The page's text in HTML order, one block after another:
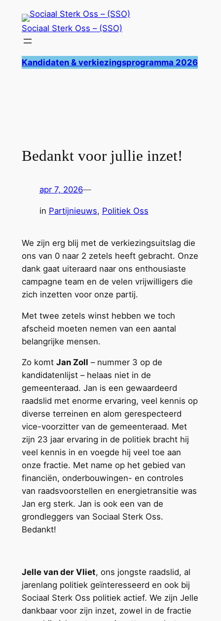
Sociaal Sterk Oss – (SSO)
Kandidaten & verkiezingsprogramma 2026
Bedankt voor jullie inzet!
apr 7, 2026—
in Partijnieuws, Politiek Oss
We zijn erg blij met de verkiezingsuitslag die
ons van 0 naar 2 zetels heeft gebracht. Onze
dank gaat uiteraard naar ons enthousiaste
campagne team en de velen vrijwilligers die
zich inzetten voor onze partij.
Met twee zetels winst hebben we toch
afscheid moeten nemen van een aantal
belangrijke mensen.
Zo komt Jan Zoll – nummer 3 op de
kandidatenlijst – helaas niet in de
gemeenteraad. Jan is een gewaardeerd
raadslid met enorme ervaring, veel kennis op
diverse terreinen en alom gerespecteerd
vice-voorzitter van de gemeenteraad. Met
zijn 23 jaar ervaring in de politiek bracht hij
veel kennis in en voegde hij veel toe aan
onze fractie. Met name op het gebied van
financiën, onderbouwingen- en controles
van raadsvoorstellen en energietransitie was
Jan erg sterk. Jan is ook een van de
grondleggers van Sociaal Sterk Oss.
Bedankt!
Jelle van der Vliet, ons jongste raadslid, al
jarenlang politiek geïnteresseerd en ook bij
Sociaal Sterk Oss politiek actief. We zijn Jelle
dankbaar voor zijn inzet, zowel in de fractie